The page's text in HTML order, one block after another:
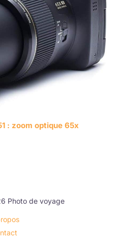
: zoom optique 65x
Photo de voyage